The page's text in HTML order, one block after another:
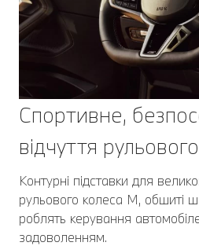
Спортивне,
відчуття
Контурні підставки для
рульового колеса M, обшиті
роблять керування
задоволенням.